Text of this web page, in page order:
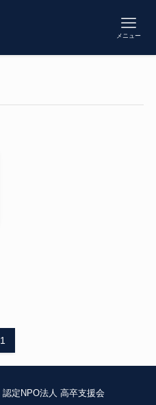
メニュー
1
認定NPO法人 高卒支援会